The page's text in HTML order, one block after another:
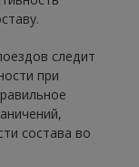
следит
при
состава во